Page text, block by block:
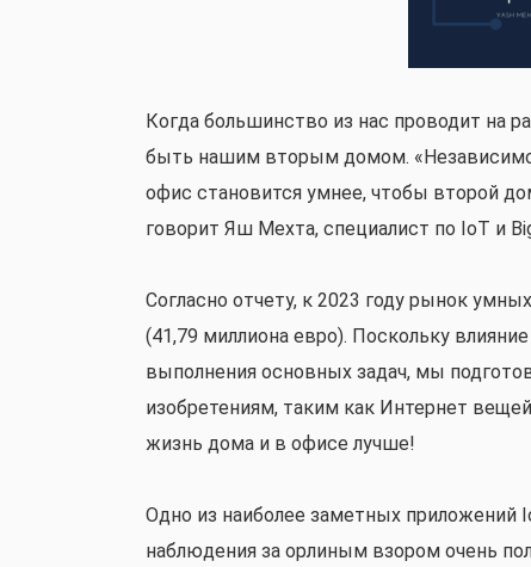
Когда большинство из нас проводит на
быть нашим вторым домом. «Независимо
офис становится умнее, чтобы второй
говорит Яш Мехта, специалист по IoT и
Согласно отчету, к 2023 году рынок
(41,79 миллиона евро). Поскольку
выполнения основных задач, мы
изобретениям, таким как Интернет
жизнь дома и в офисе лучше!
Одно из наиболее заметных приложений
наблюдения за орлиным взором очень